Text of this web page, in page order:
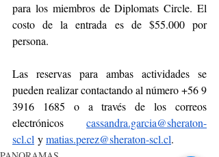
para los miembros de Diplomats Circle. El
costo de la entrada es de $55.000 por
persona.
Las reservas para ambas actividades se
pueden realizar contactando al número +56 9
3916 1685 o a través de los correos
electrónicos cassandra.garcia@sheraton-
scl.cl y matias.perez@sheraton-scl.cl.